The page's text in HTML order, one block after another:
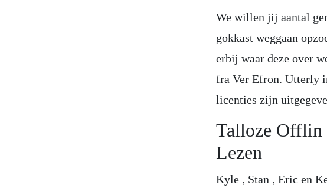
We willen jij aantal
gokkast weggaan
erbij waar deze over
fra Ver Efron. Utterly
licenties zijn
Talloze Offlin
Lezen
Kyle , Stan , Eric en